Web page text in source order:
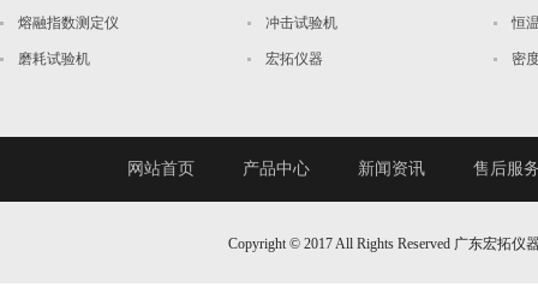
熔融指数测定仪 冲击试验机 恒
磨耗试验机 宏拓仪器 密
网站首页 产品中心 新闻资讯 售后服
Copyright © 2017 All Rights Reserved 广东宏拓